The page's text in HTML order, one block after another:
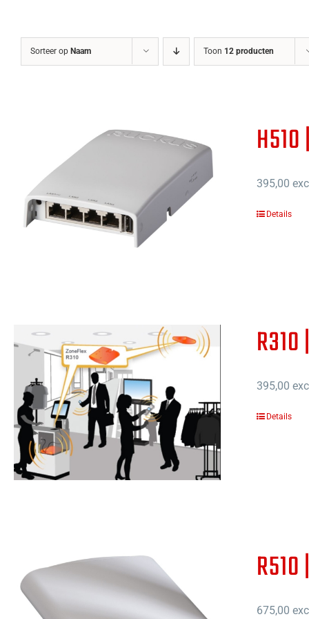
Sorteer op Naam Toon 12 producten
395,00
Details
395,00
Details
675,00